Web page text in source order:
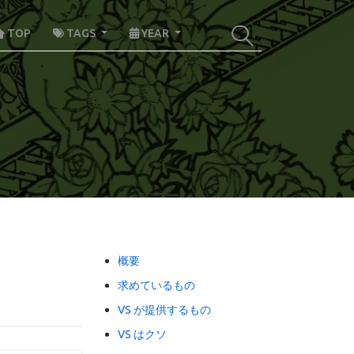
TOP TAGS YEAR
概要
求めているもの
VS が提供するもの
VS はクソ